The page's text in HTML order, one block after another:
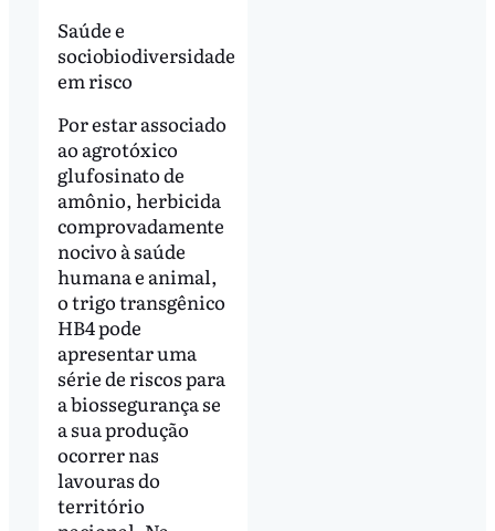
Saúde e
sociobiodiversidade
em risco
Por estar associado
ao agrotóxico
glufosinato de
amônio, herbicida
comprovadamente
nocivo à saúde
humana e animal,
o trigo transgênico
HB4 pode
apresentar uma
série de riscos para
a biossegurança se
a sua produção
ocorrer nas
lavouras do
território